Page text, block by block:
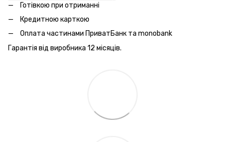
Готівкою при отриманні
Кредитною карткою
Оплата частинами ПриватБанк та monobank
Гарантія від виробника 12 місяців.